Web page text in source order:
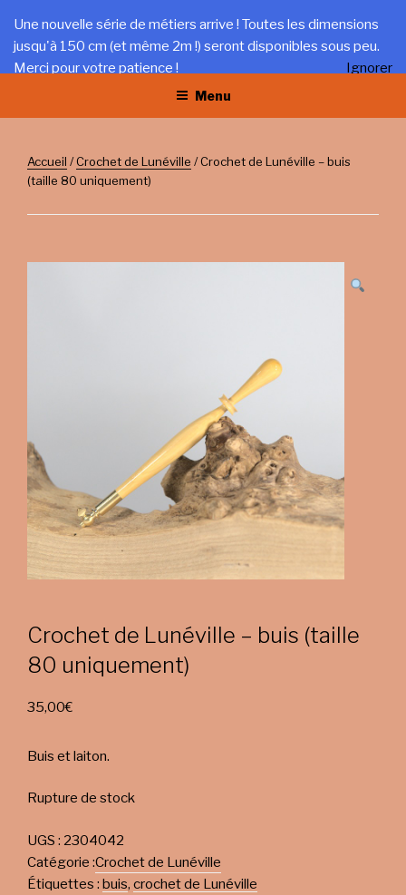
contenu
principal
LA TRÉFILERIE
Gîte et artisanat au coeur du Jura
Menu
Accueil /Crochet de Lunéville / Crochet de Lunéville – buis
(taille 80 uniquement)
Crochet de Lunéville – buis (taille
80 uniquement)
35,00€
Buis et laiton.
Rupture de stock
UGS : 2304042
Catégorie :Crochet de Lunéville
Étiquettes : buis, crochet de Lunéville
Une nouvelle série de métiers arrive ! Toutes les dimensions
jusqu'à 150 cm (et même 2m !) seront disponibles sous peu.
Merci pour votre patience !
Ignorer